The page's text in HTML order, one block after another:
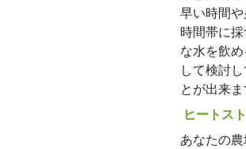
早い時間
時間帯に
な水を飲
して検討
とが出来ま
ヒートス
あなたの